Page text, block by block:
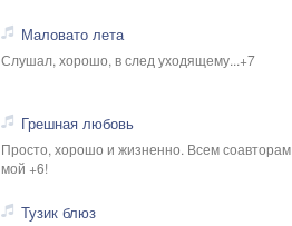
Маловато лета
Слушал, хорошо, в след уходящему...+7
Грешная любовь
Просто, хорошо и жизненно. Всем соавторам
мой +6!
Тузик блюз